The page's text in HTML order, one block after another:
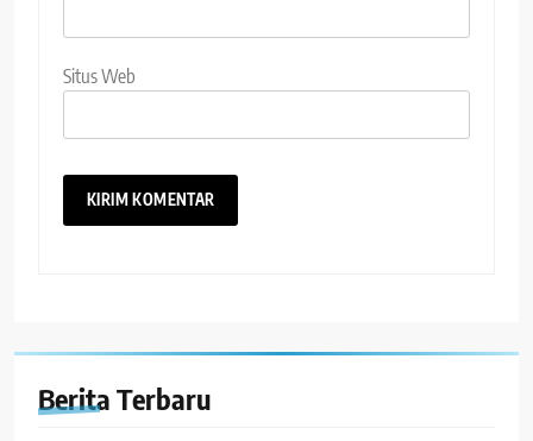
Situs Web
Berita Terbaru